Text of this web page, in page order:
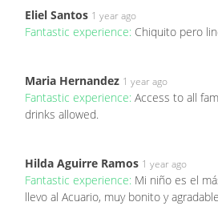
Eliel Santos 1 year ago
Fantastic experience: Chiquito pero
Maria Hernandez 1 year ago
Fantastic experience: Access to all
drinks allowed.
Hilda Aguirre Ramos 1 year ago
Fantastic experience: Mi niño es el
llevo al Acuario, muy bonito y